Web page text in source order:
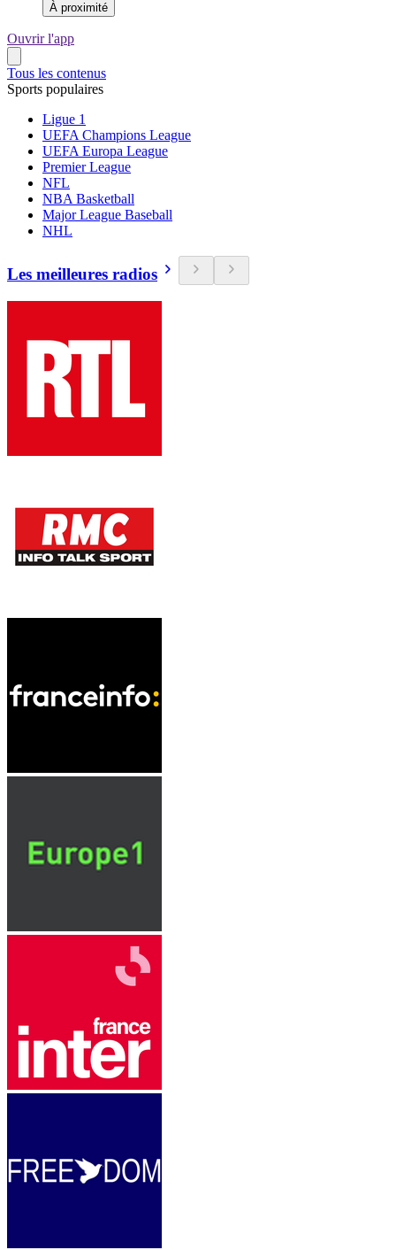
À proximité
Ouvrir l'app
Tous les contenus
Sports populaires
Ligue 1
UEFA Champions League
UEFA Europa League
Premier League
NFL
NBA Basketball
Major League Baseball
NHL
Les meilleures radios